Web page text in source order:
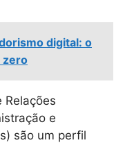
digital: o
zero
Relações
e
são um perfil